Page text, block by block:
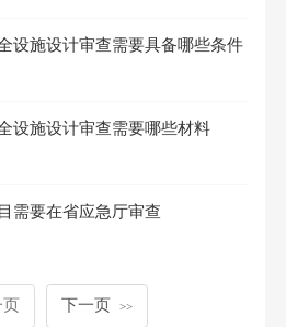
设施设计审查需要具备哪些条件
设施设计审查需要哪些材料
需要在省应急厅审查
页 下一页 >>